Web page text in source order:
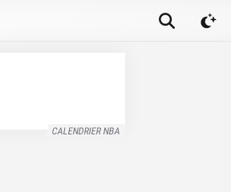
CALENDRIER NBA